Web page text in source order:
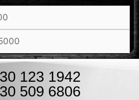
123 1942
509 6806